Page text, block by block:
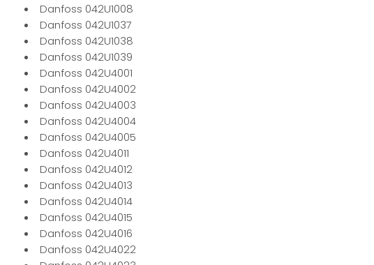
Danfoss 042U1008
Danfoss 042U1037
Danfoss 042U1038
Danfoss 042U1039
Danfoss 042U4001
Danfoss 042U4002
Danfoss 042U4003
Danfoss 042U4004
Danfoss 042U4005
Danfoss 042U4011
Danfoss 042U4012
Danfoss 042U4013
Danfoss 042U4014
Danfoss 042U4015
Danfoss 042U4016
Danfoss 042U4022